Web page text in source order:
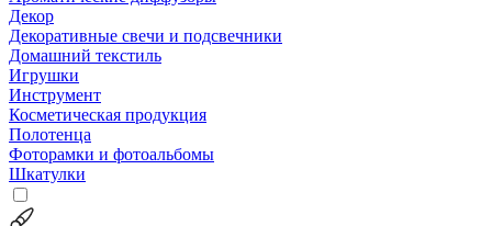
Декор
Декоративные свечи и подсвечники
Домашний текстиль
Игрушки
Инструмент
Косметическая продукция
Полотенца
Фоторамки и фотоальбомы
Шкатулки